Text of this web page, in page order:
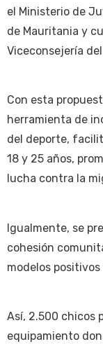
el Ministerio de
de Mauritania y
Viceconsejería
Con esta
herramienta de
del deporte,
18 y 25 años,
lucha contra la
Igualmente, se
cohesión
modelos positivos
Así, 2.500 chicos
equipamiento